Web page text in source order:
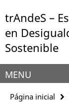
direkt
zu
Inhalt
trAndeS –
en
Sostenible
de
navegación
MENU
Página inicial